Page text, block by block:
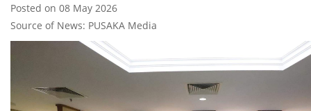
Posted on 08 May 2026
Source of News: PUSAKA Media